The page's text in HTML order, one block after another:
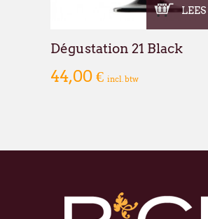
Dégustation 21 Black
44,00 € incl. btw